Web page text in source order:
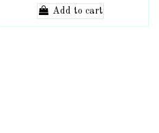
Add to cart